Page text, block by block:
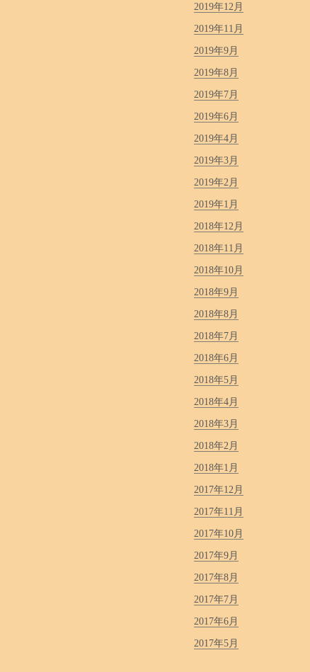
2019年12月
2019年11月
2019年9月
2019年8月
2019年7月
2019年6月
2019年4月
2019年3月
2019年2月
2019年1月
2018年12月
2018年11月
2018年10月
2018年9月
2018年8月
2018年7月
2018年6月
2018年5月
2018年4月
2018年3月
2018年2月
2018年1月
2017年12月
2017年11月
2017年10月
2017年9月
2017年8月
2017年7月
2017年6月
2017年5月